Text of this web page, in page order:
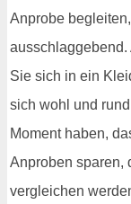
Anprobe
Sie sich in ein
sich wohl und
Moment haben,
Anproben sparen,
vergleichen